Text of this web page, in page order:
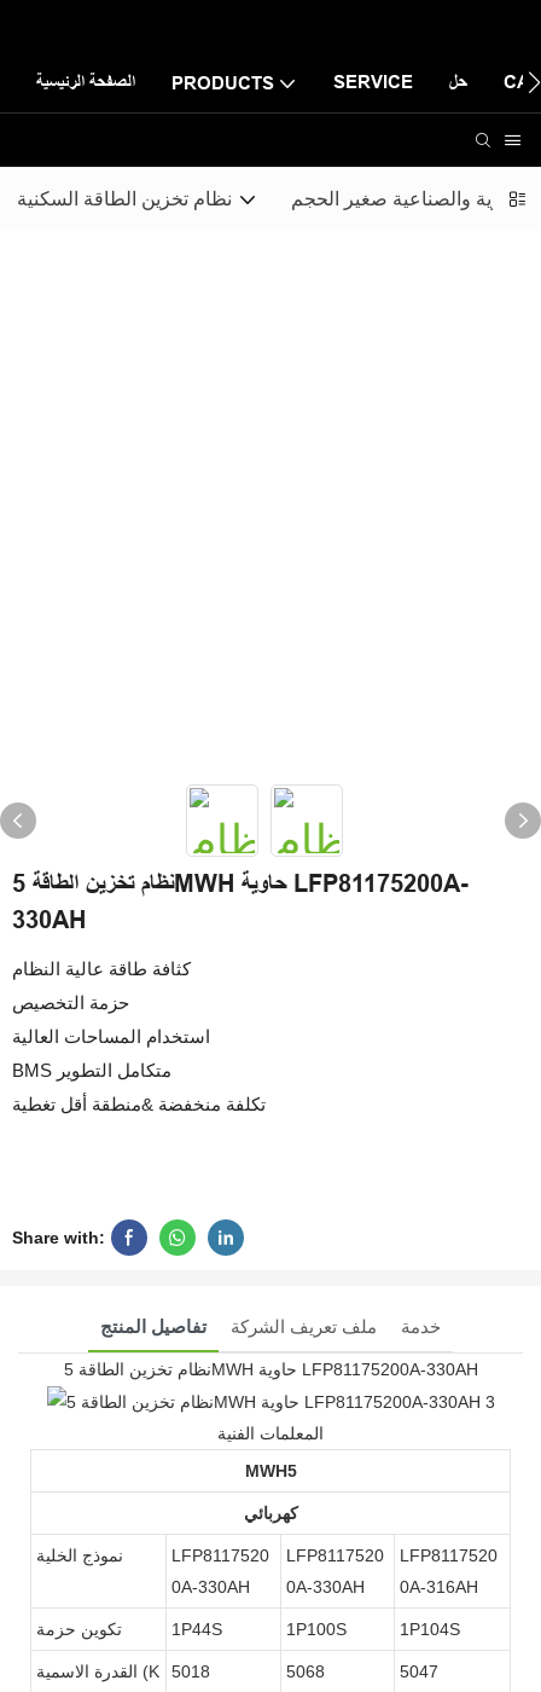
الصفحة الرئيسية PRODUCTS SERVICE حل
نظام تخزين الطاقة السكنية والصناعية صغير الحجم
نظام تخزين الطاقة 5MWH حاوية LFP81175200A-
330AH
كثافة طاقة عالية النظام
حزمة التخصيص
استخدام المساحات العالية
BMS متكامل التطوير
تكلفة منخفضة &منطقة أقل تغطية
Share with:
تفاصيل المنتج ملف تعريف الشركة خدمة
نظام تخزين الطاقة 5MWH حاوية LFP81175200A-330AH
المعلمات الفنية
MWH5
كهربائي
نموذج الخلية
LFP8117520
0A-330AH
LFP8117520
0A-330AH
LFP8117520
0A-316AH
تكوين حزمة 1P44S 1P100S 1P104S
القدرة الاسمية (K
5018 5068 5047